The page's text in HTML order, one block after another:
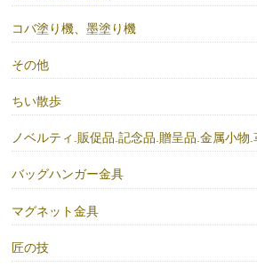
コバ塗り機、墨塗り機
その他
ちい散歩
ノベルティ.販促品.記念品.贈呈品.金属小物.
バッグハンガー金具
マグネット金具
匠の技